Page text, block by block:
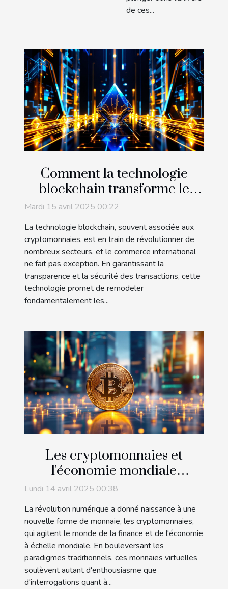
de ces...
Comment la technologie
blockchain transforme le
commerce international
Mardi 15 avril 2025 00:22
La technologie blockchain, souvent associée aux
cryptomonnaies, est en train de révolutionner de
nombreux secteurs, et le commerce international
ne fait pas exception. En garantissant la
transparence et la sécurité des transactions, cette
technologie promet de remodeler
fondamentalement les...
Les cryptomonnaies et
l'économie mondiale
comprendre leur impact et
leur potentiel futur
Lundi 14 avril 2025 00:38
La révolution numérique a donné naissance à une
nouvelle forme de monnaie, les cryptomonnaies,
qui agitent le monde de la finance et de l'économie
à échelle mondiale. En bouleversant les
paradigmes traditionnels, ces monnaies virtuelles
soulèvent autant d'enthousiasme que
d'interrogations quant à...